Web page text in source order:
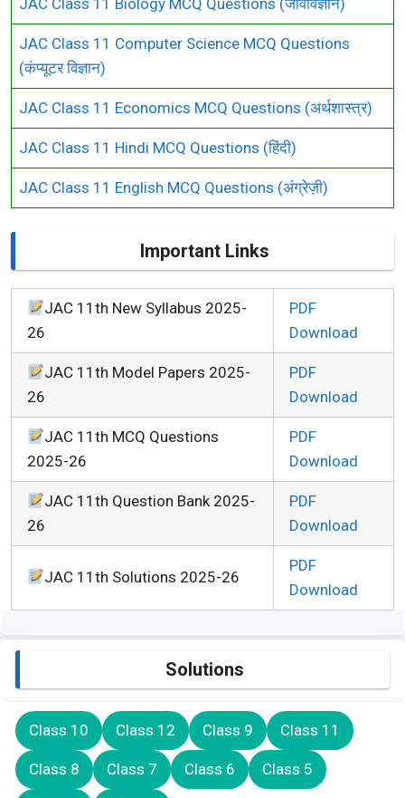
JAC Class 11 Biology MCQ Questions (जीवविज्ञान)
JAC Class 11 Computer Science MCQ Questions
(कंप्यूटर विज्ञान)
JAC Class 11 Economics MCQ Questions (अर्थशास्त्र)
JAC Class 11 Hindi MCQ Questions (हिंदी)
JAC Class 11 English MCQ Questions (अंग्रेज़ी)
Important Links
JAC 11th New Syllabus 2025-
26
PDF
Download
JAC 11th Model Papers 2025-
26
PDF
Download
JAC 11th MCQ Questions
2025-26
PDF
Download
JAC 11th Question Bank 2025-
26
PDF
Download
JAC 11th Solutions 2025-26
PDF
Download
Solutions
Class 10 Class 12 Class 9 Class 11
Class 8 Class 7 Class 6 Class 5